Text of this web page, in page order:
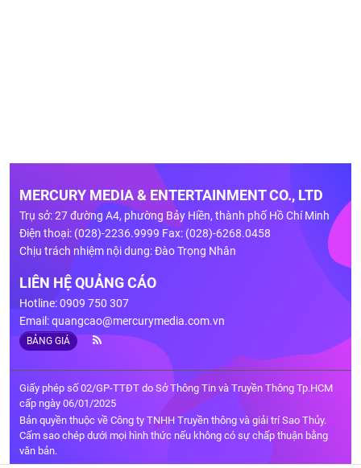
MERCURY MEDIA & ENTERTAINMENT CO., LTD
Trụ sở: 27 đường A4, phường Bảy Hiền, thành phố Hồ Chí Minh
Điện thoại: (028)-2236.9999 Fax: (028)-6268.0458
Chịu trách nhiệm nội dung: Đào Trọng Nhân
LIÊN HỆ QUẢNG CÁO
Hotline: 0909 750 307
Email:quangcao@mercurymedia.com.vn
BẢNG GIÁ
Giấy phép số 02/GP-TTĐT do Sở Thông Tin và Truyền Thông Tp.HCM
cấp ngày 06/01/2025
Bản quyền thuộc về Công ty TNHH Truyền thông và giải trí Sao Thủy.
Cấm sao chép dưới mọi hình thức nếu không có sự chấp thuận bằng
văn bản.